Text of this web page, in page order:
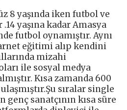
8 yaşında iken futbol ve
yaşına kadar Amasya
futbol oynamıştır. Aynı
eğitimi alıp kendini
mizahi
ile sosyal medya
Kısa zamanda 600
sıralar single
genç sanatçının kısa süre